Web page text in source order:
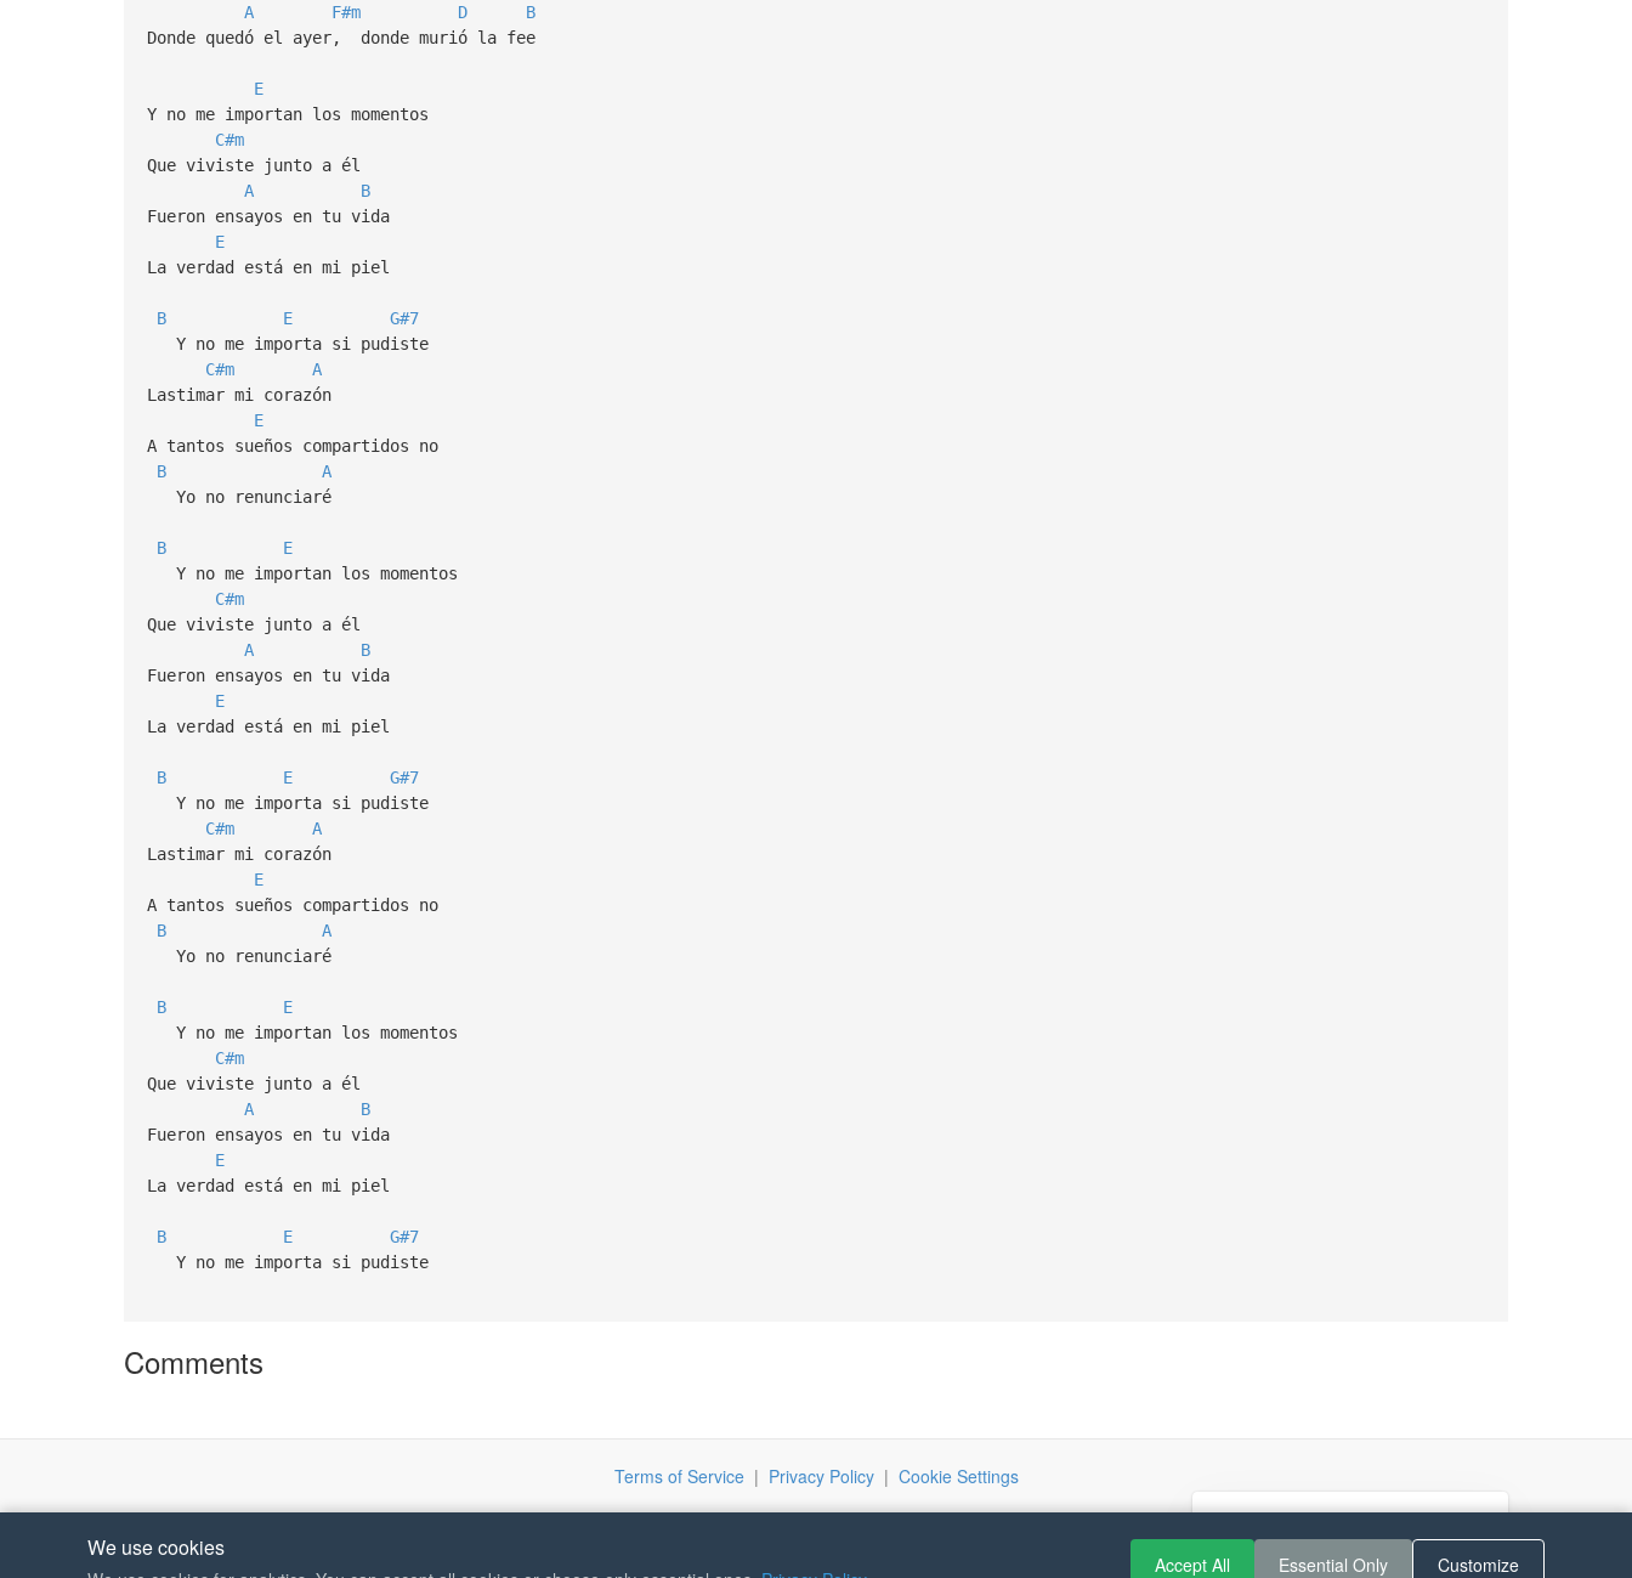
A
F#m D
B
Donde quedó el ayer, donde murió la fee
E
Y no me importan los momentos
C#m
Que viviste junto a él
A
B
Fueron ensayos en tu vida
E
La verdad está en mi piel
B E
G#7
Y no me importa si pudiste
C#m
A
Lastimar mi corazón
E
A tantos sueños compartidos no
B
A
Yo no renunciaré
B
E
Y no me importan los momentos
C#m
Que viviste junto a él
A
B
Fueron ensayos en tu vida
E
La verdad está en mi piel
B E
G#7
Y no me importa si pudiste
C#m
A
Lastimar mi corazón
E
A tantos sueños compartidos no
B
A
Yo no renunciaré
B
E
Y no me importan los momentos
C#m
Que viviste junto a él
A
B
Fueron ensayos en tu vida
E
La verdad está en mi piel
B E
G#7
Y no me importa si pudiste
Comments
Terms of Service| Privacy Policy| Cookie Settings
We use cookies
Accept All Essential Only Customize
If you like Guitar Songs, you
can buy me a coffee :)